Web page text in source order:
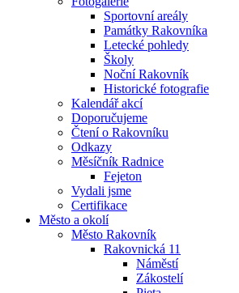
Sportovní areály
Památky Rakovníka
Letecké pohledy
Školy
Noční Rakovník
Historické fotografie
Kalendář akcí
Doporučujeme
Čtení o Rakovníku
Odkazy
Měsíčník Radnice
Fejeton
Vydali jsme
Certifikace
Město a okolí
Město Rakovník
Rakovnická 11
Náměstí
Zákostelí